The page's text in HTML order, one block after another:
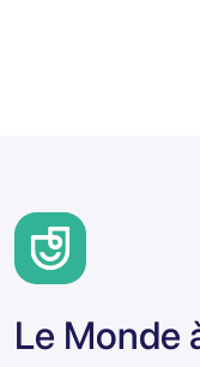
Le Monde